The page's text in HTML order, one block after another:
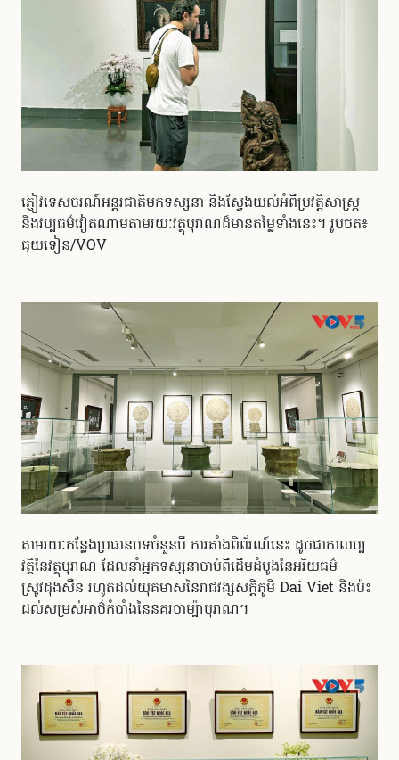
ភ្ញៀវទេសចរណ៍អន្តរជាតិមកទស្សនា និងស្វែងយល់អំពីប្រវត្តិសាស្ត្រ
និងវប្បធម៌វៀតណាមតាមរយៈវត្ថុបុរាណដ៏មានតម្លៃទាំងនេះ។ រូបថត៖
ធុយទៀន/VOV
តាមរយៈកន្លែងប្រធានបទចំនួនបី ការតាំងពិព័រណ៍នេះ ដូចជាកាលប្ប
វត្តិនៃវត្ថុបុរាណ ដែលនាំអ្នកទស្សនាចាប់ពីដើមដំបូងនៃអរិយធម៌
ស្រូវដុងសឺន រហូតដល់យុគមាសនៃរាជវង្សសក្តិភូមិ Dai Viet និងប៉ះ
ដល់សម្រស់អាថ៌កំបាំងនៃនគរចាម្ប៉ាបុរាណ។